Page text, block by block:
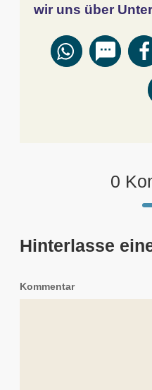
wir uns über
0
Hinterlasse
Kommentar